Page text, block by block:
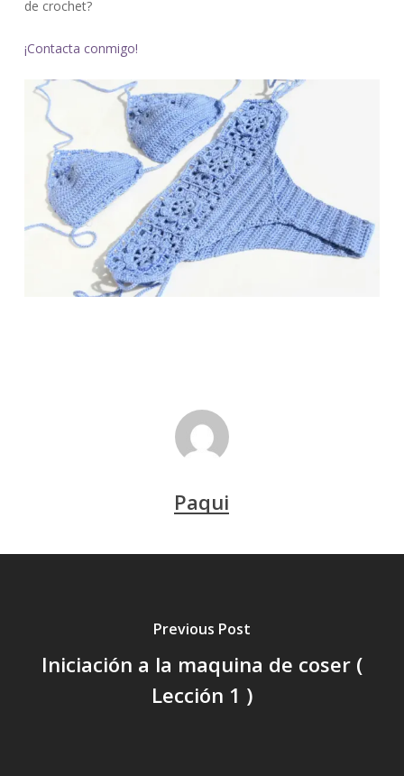
de crochet?
¡Contacta conmigo!
Paqui
Previous Post
Iniciación a la maquina de coser (
Lección 1 )